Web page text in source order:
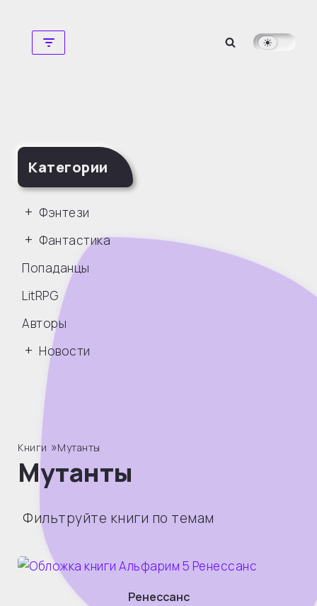
Перейти
Категории
Фэнтези
Фантастика
Попаданцы
LitRPG
Авторы
Новости
Книги »Мутанты
Мутанты
Фильтруйте книги по темам
Ренессанс